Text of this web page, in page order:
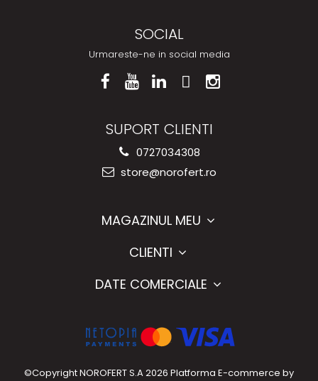
SOCIAL
Urmareste-ne in social media
SUPORT CLIENTI
0727034308
store@norofert.ro
MAGAZINUL MEU
CLIENTI
DATE COMERCIALE
©Copyright NOROFERT S.A 2026 Platforma E-commerce by